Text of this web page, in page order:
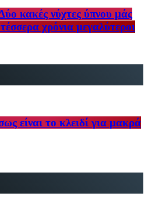
κακές νύχτες ύπνου μάς
χρόνια μεγαλύτεροι
είναι το κλειδί για μακρά